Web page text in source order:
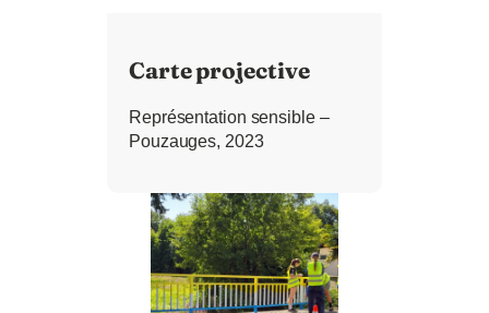
Carte projective
Représentation sensible –
Pouzauges, 2023